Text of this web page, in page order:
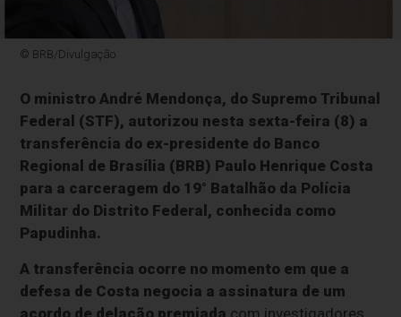
© BRB/Divulgação
O ministro André Mendonça, do Supremo Tribunal
Federal (STF), autorizou nesta sexta-feira (8) a
transferência do ex-presidente do Banco
Regional de Brasília (BRB) Paulo Henrique Costa
para a carceragem do 19° Batalhão da Polícia
Militar do Distrito Federal, conhecida como
Papudinha.
A transferência ocorre no momento em que a
defesa de Costa negocia a assinatura de um